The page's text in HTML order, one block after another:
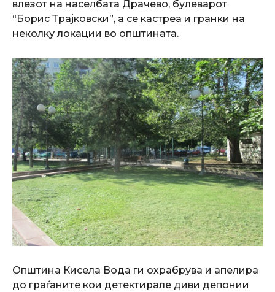
влезот на населбата Драчево, булеварот
“Борис Трајковски”, а се кастреа и гранки на
неколку локации во општината.
Општина Кисела Вода ги охрабрува и апелира
до граѓаните кои детектирале диви депонии